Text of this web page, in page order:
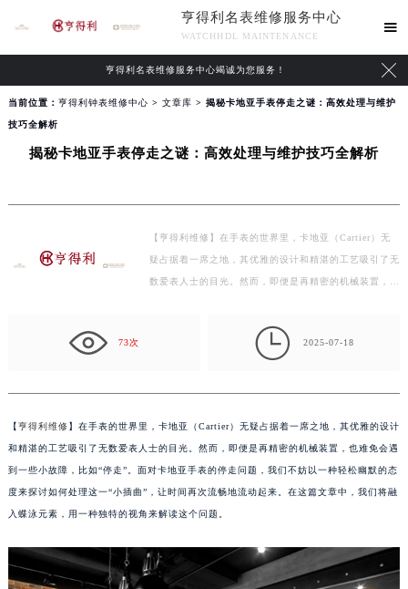
亨得利名表维修服务中心
WATCHHDL MAINTENANCE

亨得利名表维修服务中心竭诚为您服务！ 
当前位置： 亨得利钟表维修中心 > 文章库 > 揭秘卡地亚手表停走之谜：高效处理与维护
技巧全解析
揭秘卡地亚手表停走之谜：高效处理与维护技巧全解析
【亨得利维修】在手表的世界里，卡地亚（Cartier）无
疑占据着一席之地，其优雅的设计和精湛的工艺吸引了无
数爱表人士的目光。然而，即便是再精密的机械装置，也
73次  2025-07-18
【亨得利维修】在手表的世界里，卡地亚（Cartier）无疑占据着一席之地，其优雅的设计
和精湛的工艺吸引了无数爱表人士的目光。然而，即便是再精密的机械装置，也难免会遇
到一些小故障，比如“停走”。面对卡地亚手表的停走问题，我们不妨以一种轻松幽默的态
度来探讨如何处理这一“小插曲”，让时间再次流畅地流动起来。在这篇文章中，我们将融
入蝶泳元素，用一种独特的视角来解读这个问题。